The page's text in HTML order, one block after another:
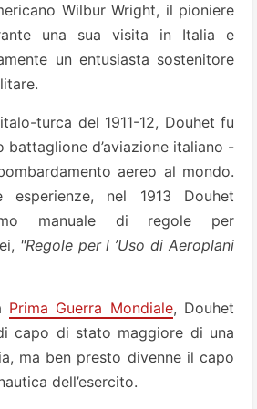
Wilbur Wright, il pioniere
una sua visita in Italia e
un entusiasta sostenitore
turca del 1911-12, Douhet fu
battaglione d’aviazione italiano -
aereo al mondo.
nel 1913 Douhet
manuale di regole per
"Regole per l ’Uso di Aeroplani
Prima Guerra Mondiale, Douhet
capo di stato maggiore di una
ma ben presto divenne il capo
dell’esercito.